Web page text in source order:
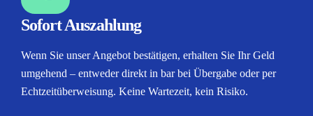
Sofort Auszahlung
Wenn Sie unser Angebot bestätigen, erhalten Sie Ihr Geld
umgehend – entweder direkt in bar bei Übergabe oder per
Echtzeitüberweisung. Keine Wartezeit, kein Risiko.